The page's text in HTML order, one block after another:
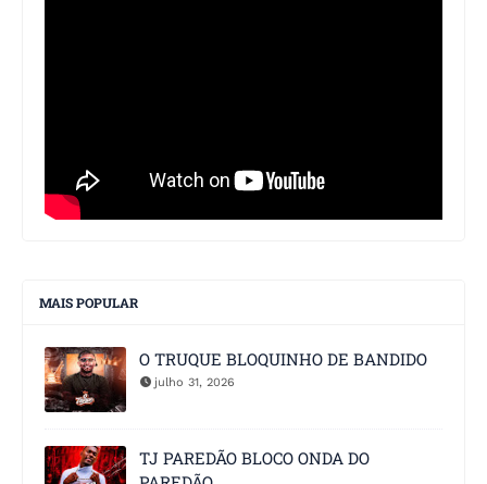
MAIS POPULAR
O TRUQUE BLOQUINHO DE BANDIDO
julho 31, 2026
TJ PAREDÃO BLOCO ONDA DO